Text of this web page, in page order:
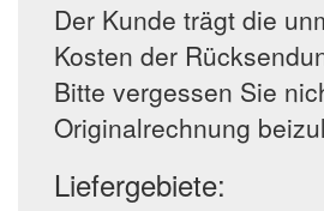
Der Kunde trägt die
Kosten der
Bitte vergessen Sie
Originalrechnung
Liefergebiete: